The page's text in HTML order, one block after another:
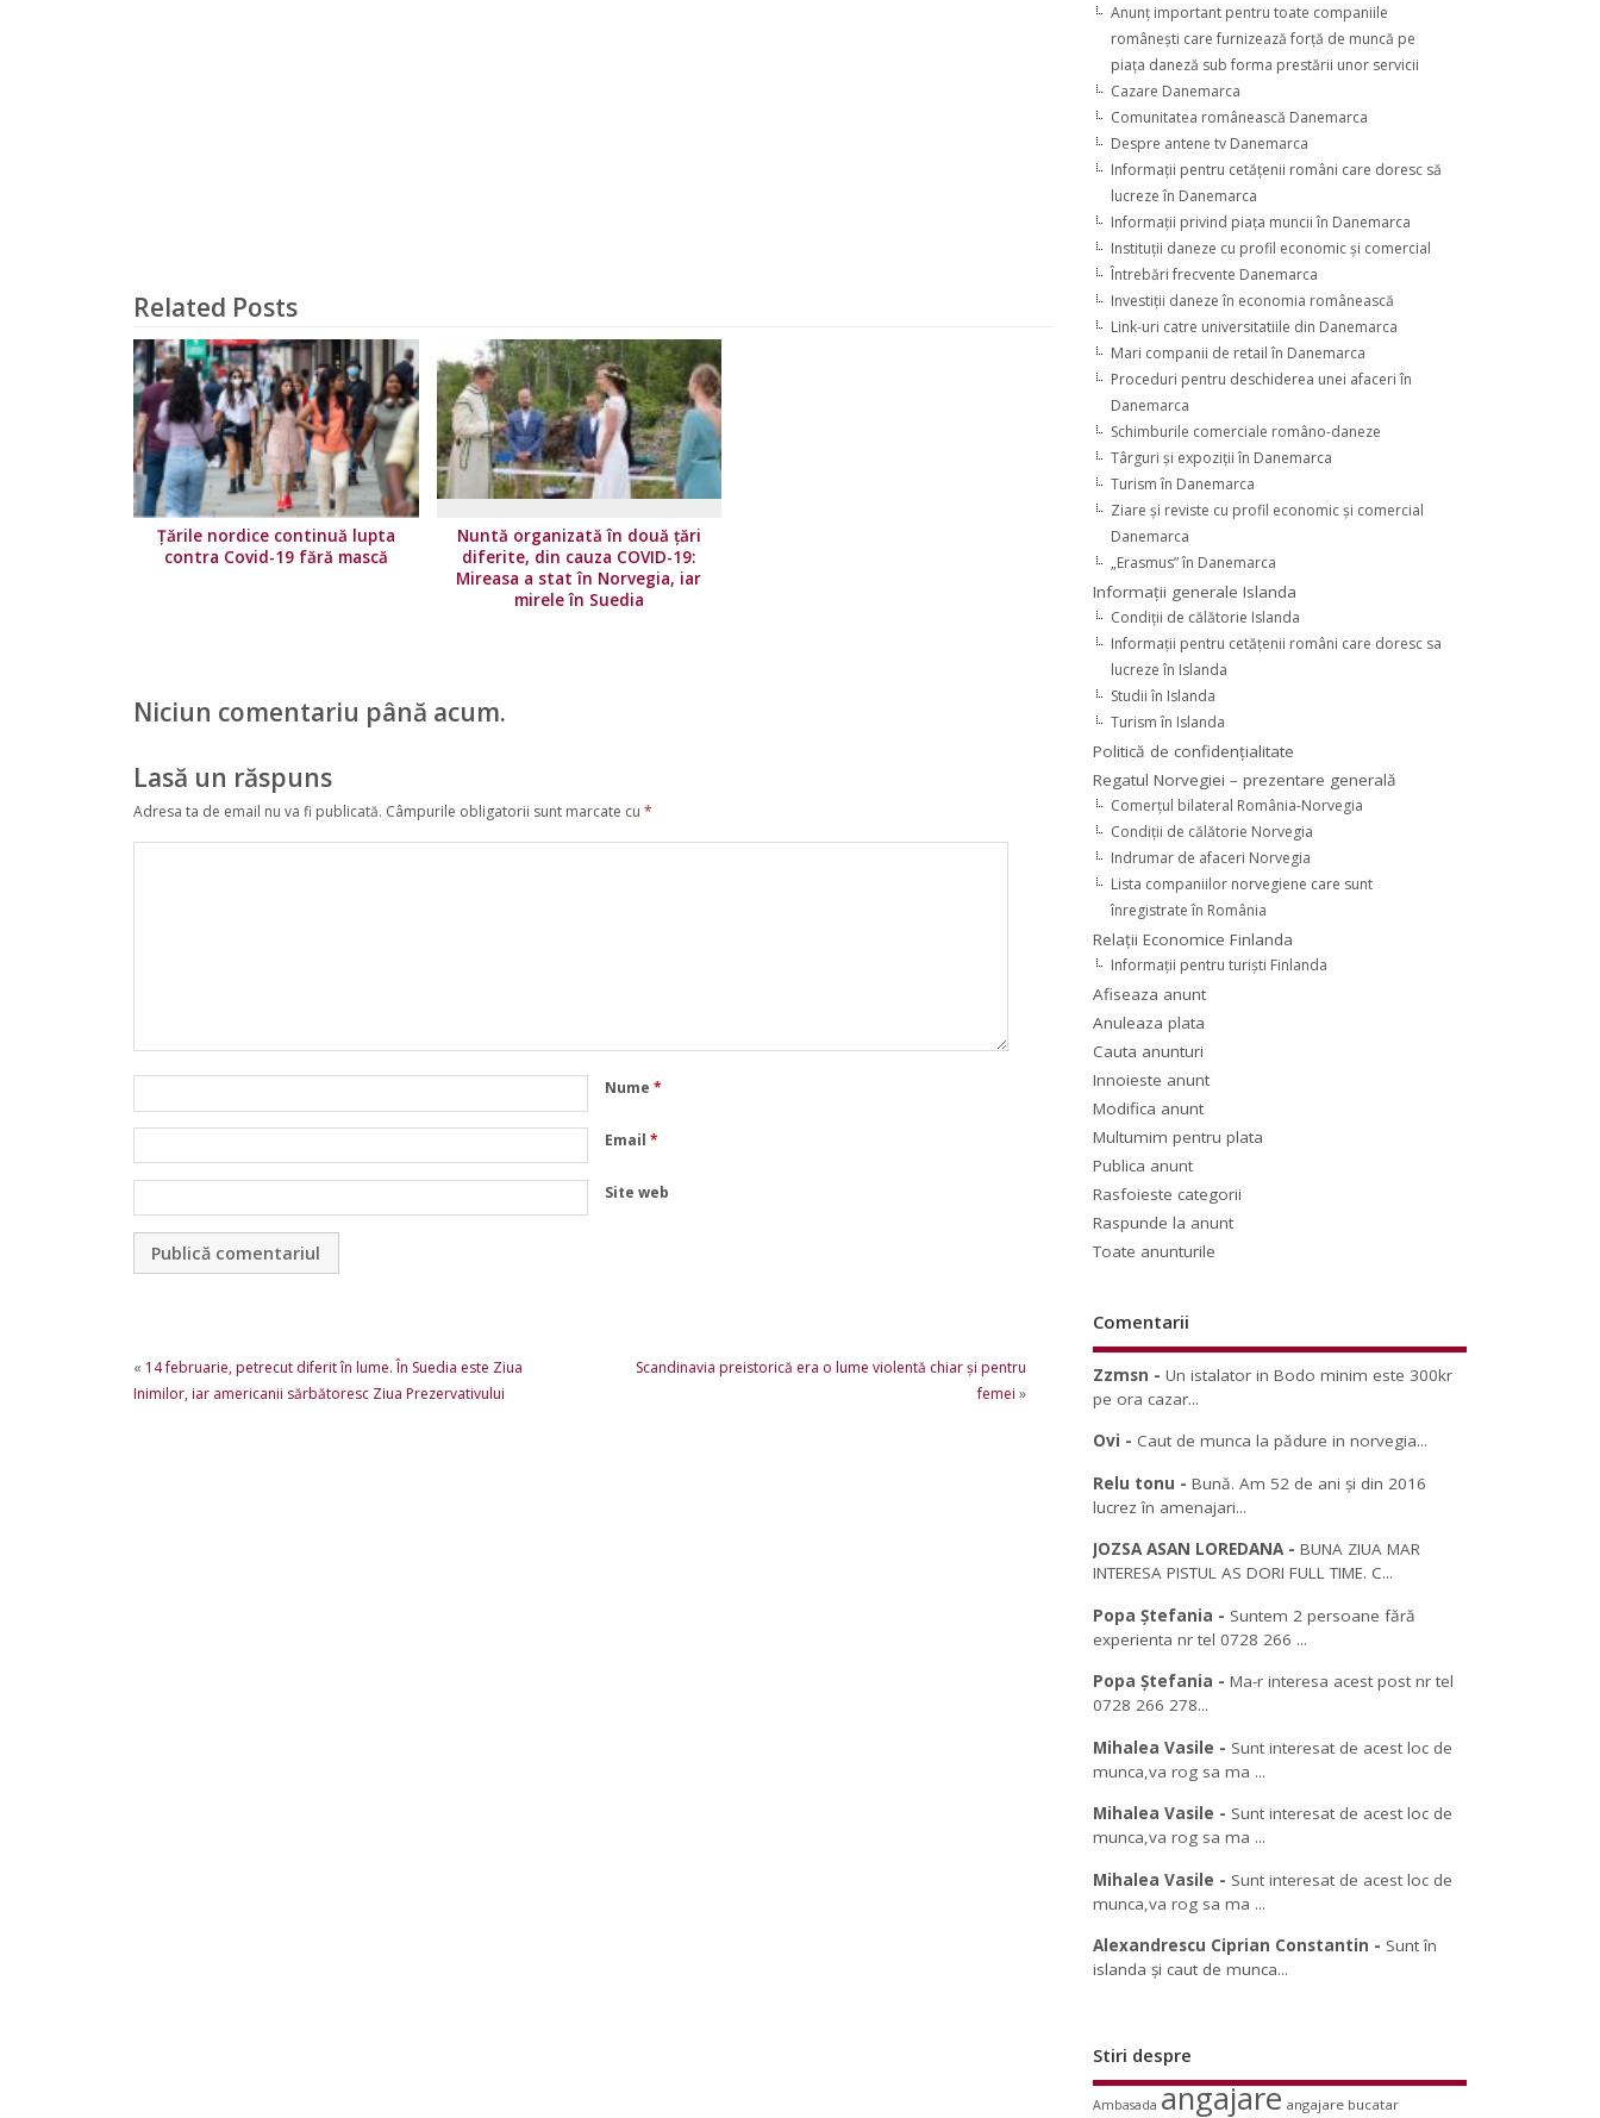
Related Posts
Țările nordice continuă lupta
contra Covid-19 fără mască
Nuntă organizată în două țări
diferite, din cauza COVID-19:
Mireasa a stat în Norvegia, iar
mirele în Suedia
Niciun comentariu până acum.
Lasă un răspuns
Adresa ta de email nu va fi publicată. Câmpurile obligatorii sunt marcate cu *
Nume *
Email *
Site web
« 14 februarie, petrecut diferit în lume. În Suedia este Ziua
Inimilor, iar americanii sărbătoresc Ziua Prezervativului
Scandinavia preistorică era o lume violentă chiar și pentru
femei »
Anunţ important pentru toate companiile
româneşti care furnizează forţă de muncă pe
piaţa daneză sub forma prestării unor servicii
Cazare Danemarca
Comunitatea românească Danemarca
Despre antene tv Danemarca
Informaţii pentru cetăţenii români care doresc să
lucreze în Danemarca
Informaţii privind piaţa muncii în Danemarca
Instituţii daneze cu profil economic şi comercial
Întrebări frecvente Danemarca
Investiţii daneze în economia românească
Link-uri catre universitatiile din Danemarca
Mari companii de retail în Danemarca
Proceduri pentru deschiderea unei afaceri în
Danemarca
Schimburile comerciale româno-daneze
Târguri şi expoziţii în Danemarca
Turism în Danemarca
Ziare şi reviste cu profil economic şi comercial
Danemarca
„Erasmus” în Danemarca
Informaţii generale Islanda
Condiţii de călătorie Islanda
Informaţii pentru cetăţenii români care doresc sa
lucreze în Islanda
Studii în Islanda
Turism în Islanda
Politică de confidențialitate
Regatul Norvegiei – prezentare generală
Comerţul bilateral România-Norvegia
Condiții de călătorie Norvegia
Indrumar de afaceri Norvegia
Lista companiilor norvegiene care sunt
înregistrate în România
Relaţii Economice Finlanda
Informaţii pentru turişti Finlanda
Afiseaza anunt
Anuleaza plata
Cauta anunturi
Innoieste anunt
Modifica anunt
Multumim pentru plata
Publica anunt
Rasfoieste categorii
Raspunde la anunt
Toate anunturile
Comentarii
Zzmsn -Un istalator in Bodo minim este 300kr
pe ora cazar...
Ovi - Caut de munca la pădure in norvegia...
Relu tonu -Bună. Am 52 de ani și din 2016
lucrez în amenajari...
JOZSA ASAN LOREDANA-BUNA ZIUA MAR
INTERESA PISTUL AS DORI FULL TIME. C...
Popa Ștefania - Suntem 2 persoane fără
experienta nr tel 0728 266 ...
Popa Ștefania -Ma-r interesa acest post nr tel
0728 266 278...
Mihalea Vasile - Sunt interesat de acest loc de
munca,va rog sa ma ...
Mihalea Vasile - Sunt interesat de acest loc de
munca,va rog sa ma ...
Mihalea Vasile - Sunt interesat de acest loc de
munca,va rog sa ma ...
Alexandrescu Ciprian Constantin - Sunt în
islanda și caut de munca...
Stiri despre
Ambasada angajare angajare bucatar